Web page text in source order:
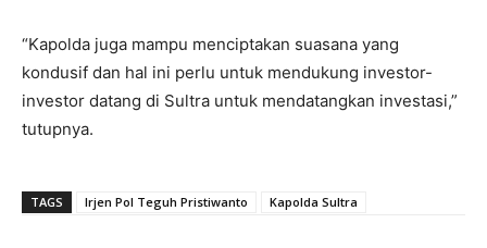
“Kapolda juga mampu menciptakan suasana yang
kondusif dan hal ini perlu untuk mendukung investor-
investor datang di Sultra untuk mendatangkan investasi,”
tutupnya.
TAGS Irjen Pol Teguh Pristiwanto Kapolda Sultra